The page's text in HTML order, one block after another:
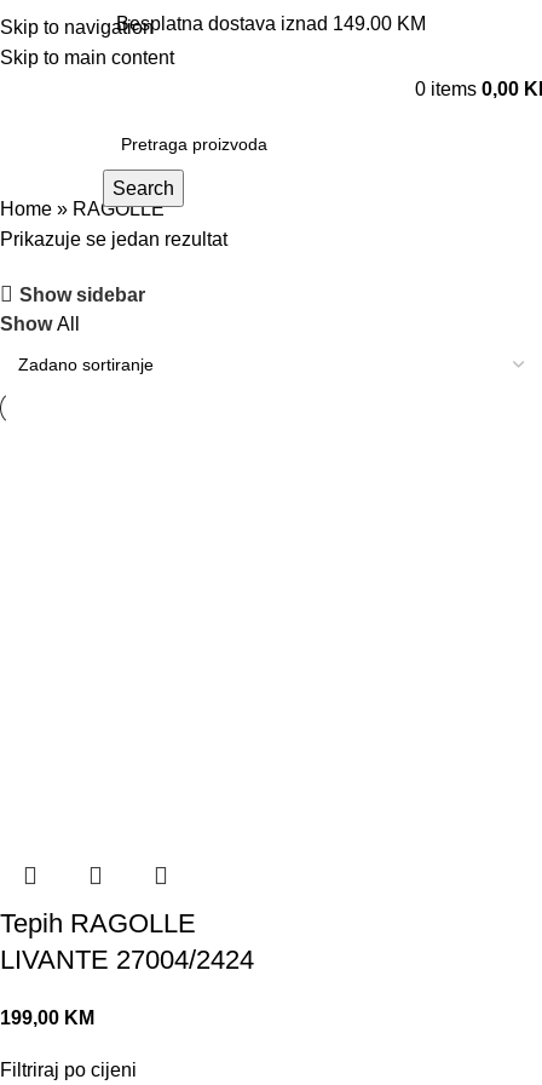
Skip to navigation
Skip to main content
Besplatna dostava iznad 149.00 KM
0 items 0,00
Search
Filtriraj po cijeni
Home » RAGOLLE
Prikazuje se jedan rezultat
Show sidebar
ShowAll
Tepih RAGOLLE
LIVANTE 27004/2424
199,00 KM